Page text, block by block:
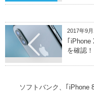
2017年9月
｢iPhone
を確認！
ソフトバンク、｢iPhone